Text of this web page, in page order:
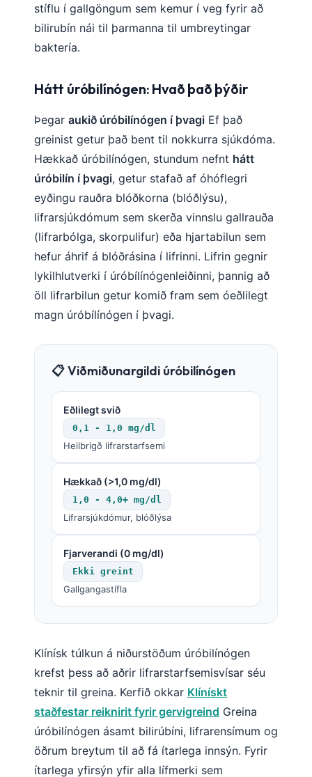
stíflu í gallgöngum sem kemur í veg fyrir að
bilirubín nái til þarmanna til umbreytingar
baktería.
Hátt úróbilínógen: Hvað það þýðir
Þegar aukið úróbilínógen í þvagi Ef það
greinist getur það bent til nokkurra sjúkdóma.
Hækkað úróbilínógen, stundum nefnt hátt
úróbilín í þvagi, getur stafað af óhóflegri
eyðingu rauðra blóðkorna (blóðlýsu),
lifrarsjúkdómum sem skerða vinnslu gallrauða
(lifrarbólga, skorpulifur) eða hjartabilun sem
hefur áhrif á blóðrásina í lifrinni. Lifrin gegnir
lykilhlutverki í úróbílínógenleiðinni, þannig að
öll lifrarbilun getur komið fram sem óeðlilegt
magn úróbílínógen í þvagi.
📋 Viðmiðunargildi úróbilínógen
Eðlilegt svið
0,1 - 1,0 mg/dl
Heilbrigð lifrarstarfsemi
Hækkað (>1,0 mg/dl)
1,0 - 4,0+ mg/dl
Lifrarsjúkdómur, blóðlýsa
Fjarverandi (0 mg/dl)
Ekki greint
Gallgangastífla
Klínísk túlkun á niðurstöðum úróbilínógen
krefst þess að aðrir lifrarstarfsemisvísar séu
teknir til greina. Kerfið okkar Klínískt
staðfestar reiknirit fyrir gervigreind Greina
úróbilínógen ásamt bilirúbíni, lifrarensímum og
öðrum breytum til að fá ítarlega innsýn. Fyrir
ítarlega yfirsýn yfir alla lífmerki sem